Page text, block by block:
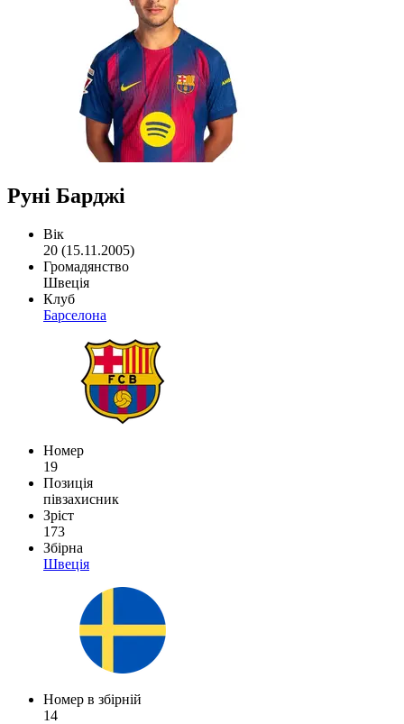
Руні Барджі
Вік
20 (15.11.2005)
Громадянство
Швеція
Клуб
Барселона
Номер
19
Позиція
півзахисник
Зріст
173
Збірна
Швеція
Номер в збірній
14